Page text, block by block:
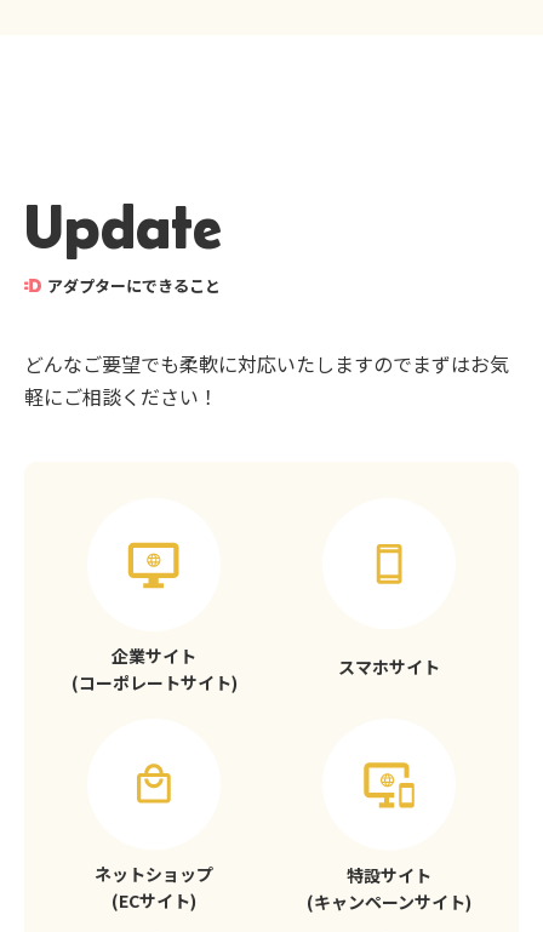
Update
アダプターにできること
どんなご要望でも柔軟に対応いたしますのでまずはお気
軽にご相談ください！
企業サイト
(コーポレートサイト)
スマホサイト
ネットショップ
(ECサイト)
特設サイト
(キャンペーンサイト)